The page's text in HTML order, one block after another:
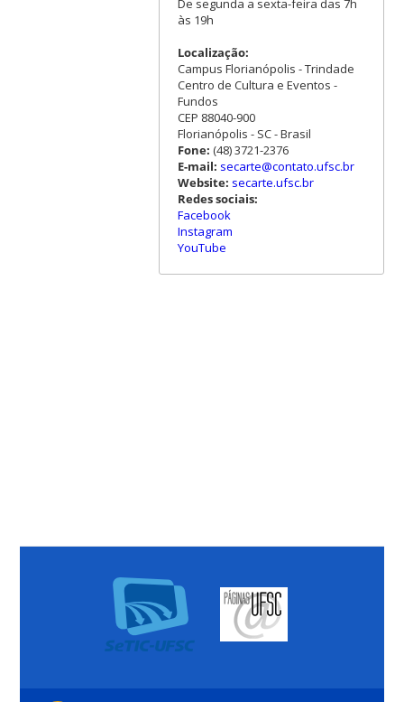
De segunda a sexta-feira das 7h
às 19h
Localização:
Campus Florianópolis - Trindade
Centro de Cultura e Eventos -
Fundos
CEP 88040-900
Florianópolis - SC - Brasil
Fone: (48) 3721-2376
E-mail: secarte@contato.ufsc.br
Website: secarte.ufsc.br
Redes sociais:
Facebook
Instagram
YouTube